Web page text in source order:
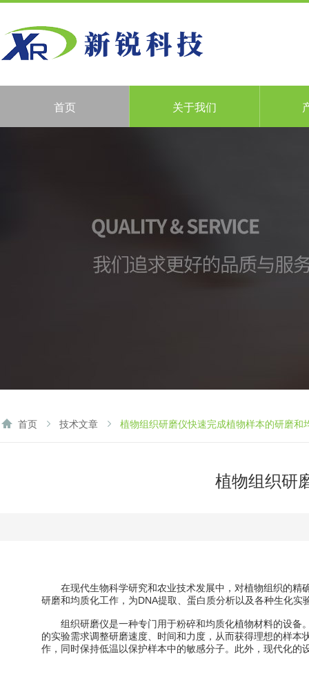
首页 关于我们
首页 技术文章 植物组织研磨仪快速完成植物样本的研磨和
植物组织研
在现代生物科学研究和农业技术发展中，对植物组织的精
研磨和均质化工作，为DNA提取、蛋白质分析以及各种生化
组织研磨仪是一种专门用于粉碎和均质化植物材料的设备
的实验需求调整研磨速度、时间和力度，从而获得理想的样
作，同时保持低温以保护样本中的敏感分子。此外，现代化